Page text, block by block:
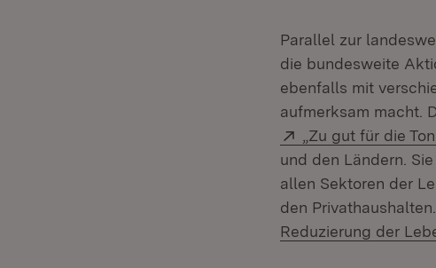
Parallel zur
die bundesweite
ebenfalls mit
aufmerksam macht.
Extern:
„Zu gut für die
und den Ländern.
allen Sektoren der
den
Reduzierung der